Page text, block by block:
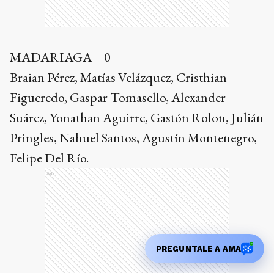
MADARIAGA 0
Braian Pérez, Matías Velázquez, Cristhian
Figueredo, Gaspar Tomasello, Alexander
Suárez, Yonathan Aguirre, Gastón Rolon, Julián
Pringles, Nahuel Santos, Agustín Montenegro,
Felipe Del Río.
Ads
PREGUNTALE A AMA